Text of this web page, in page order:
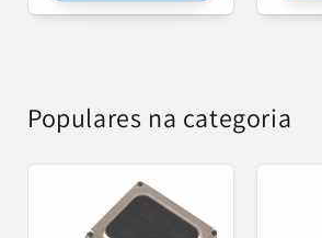
Populares na categoria